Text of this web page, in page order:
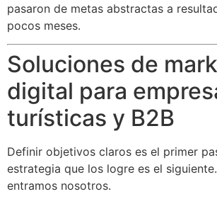
pasaron de metas abstractas a
pocos meses.
Soluciones de
digital para
turísticas y B2B
Definir objetivos claros es el primer
estrategia que los logre es el
entramos nosotros.